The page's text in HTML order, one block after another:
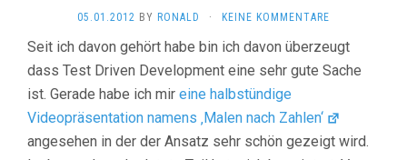
05.01.2012 BY RONALD · KEINE KOMMENTARE
Seit ich davon gehört habe bin ich davon überzeugt
dass Test Driven Development eine sehr gute Sache
ist. Gerade habe ich mir eine halbstündige
Videopräsentation namens ‚Malen nach Zahlen‘
angesehen in der der Ansatz sehr schön gezeigt wird.